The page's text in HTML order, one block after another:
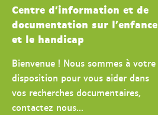
Centre d'information et de
documentation sur l'enfance
et le handicap
Bienvenue ! Nous sommes à votre
disposition pour vous aider dans
vos recherches documentaires,
contactez nous...